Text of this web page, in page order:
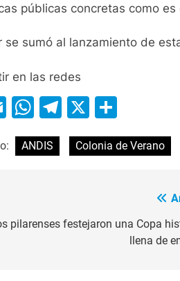
públicas concretas como es
se sumó al lanzamiento de
en las redes
EmailWhatsApp
Telegram
X
ANDIS Colonia de Verano
pilarenses festejaron una Copa
llena de